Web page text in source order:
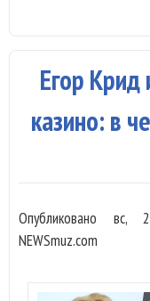
Егор Крид
казино: в
Опубликовано вс,
NEWSmuz.com